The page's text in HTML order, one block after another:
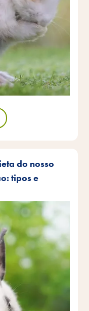
do nosso
tipos e